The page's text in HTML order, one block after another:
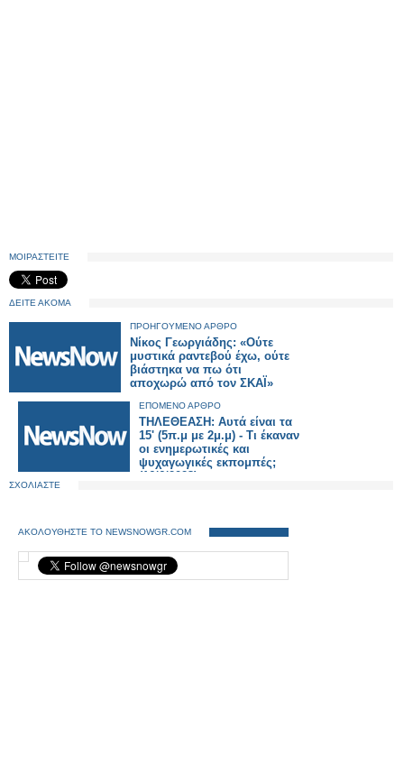
ΜΟΙΡΑΣΤΕΙΤΕ
ΔΕΙΤΕ ΑΚΟΜΑ
ΠΡΟΗΓΟΥΜΕΝΟ ΑΡΘΡΟ
Νίκος Γεωργιάδης: «Ούτε
μυστικά ραντεβού έχω, ούτε
βιάστηκα να πω ότι
αποχωρώ από τον ΣΚΑΪ»
ΕΠΟΜΕΝΟ ΑΡΘΡΟ
ΤΗΛΕΘΕΑΣΗ: Αυτά είναι τα
15' (5π.μ με 2μ.μ) - Τι έκαναν
οι ενημερωτικές και
ψυχαγωγικές εκπομπές;
(16/6/2023)
ΣΧΟΛΙΑΣΤΕ
ΑΚΟΛΟΥΘΗΣΤΕ ΤΟ NEWSNOWGR.COM